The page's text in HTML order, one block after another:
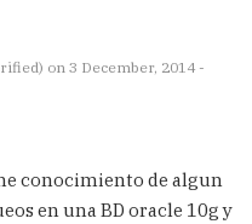
on 3 December, 2014 -
conocimiento de algun
en una BD oracle 10g y